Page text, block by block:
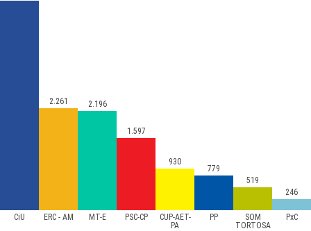
CiU ERC - AM MT-E PSC-CP
CUP-AET-
PA
PP
SOM
TORTOSA
PxC
2.261 2.196
1.597
930
779
519
246